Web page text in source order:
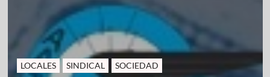
LOCALES SINDICAL SOCIEDAD